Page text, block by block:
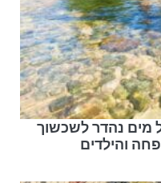
מים נהדר לשכשוך
והילדים